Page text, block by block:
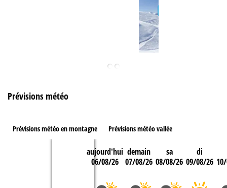
Prévisions météo
Prévisions météo en montagne Prévisions météo vallée
aujourd'hui
06/08/26
demain
07/08/26
sa
08/08/26
di
09/08/26